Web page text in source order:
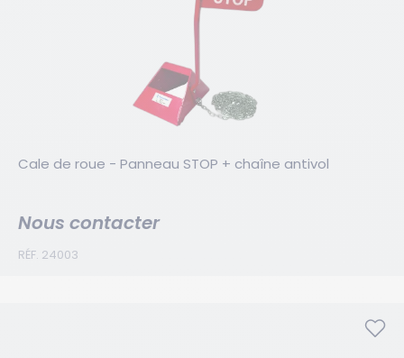
Cale de roue - Panneau STOP + chaîne antivol
RÉF. 24003
Nous contacter